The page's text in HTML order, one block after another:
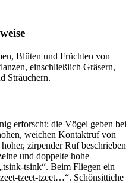
Blüten und Früchten von
einschließlich Gräsern,
Sträuchern.
erforscht; die Vögel geben bei
weichen Kontaktruf von
zirpender Ruf beschrieben
und doppelte hohe
tsink“. Beim Fliegen ein
tzeet-tzeet…“. Schönsittiche